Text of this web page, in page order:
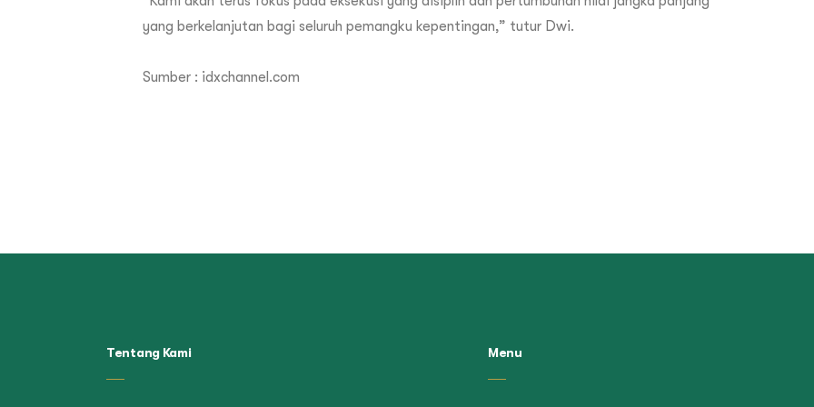
yang berkelanjutan bagi seluruh pemangku kepentingan,” tutur Dwi.
Sumber : idxchannel.com
Tentang Kami Menu